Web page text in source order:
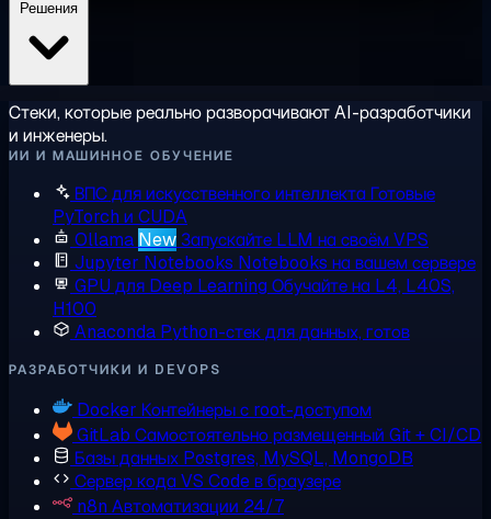
Стеки, которые реально разворачивают AI-разработчики
и инженеры.
ИИ И МАШИННОЕ ОБУЧЕНИЕ
ВПС для искусственного интеллектаГотовые
PyTorch и CUDA
Ollama NewЗапускайте LLM на своём VPS
Jupyter Notebooks Notebooks на вашем сервере
GPU для Deep Learning Обучайте на L4, L40S,
H100
Anaconda Python-стек для данных, готов
РАЗРАБОТЧИКИ И DEVOPS
Docker Контейнеры с root-доступом
GitLab Самостоятельно размещенный Git + CI/CD
Базы данных Postgres, MySQL, MongoDB
Сервер кодаVS Code в браузере
n8n Автоматизации 24/7